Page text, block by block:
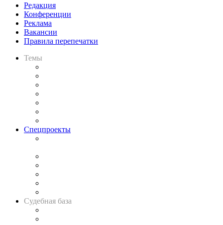
Редакция
Конференции
Реклама
Вакансии
Правила перепечатки
Темы
Спецпроекты
Судебная база